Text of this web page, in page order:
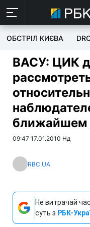
ОБСТРІЛ КИЄВА
ВАСУ: ЦИК
ближайшем
09:47 17.01.2010 Нд
RBC.UA
Не витрачай
суть з РБК-